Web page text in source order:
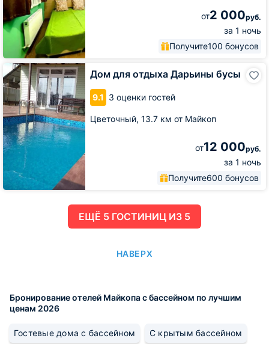
от2 000руб.
за 1 ночь
Получите100 бонусов
Дом для отдыха Дарьины бусы
9.1 3 оценки гостей
Цветочный, 13.7 км от Майкоп
от12 000руб.
за 1 ночь
Получите600 бонусов
Дом
для
отдыха
Дарьины
бусы
ЕЩË 5 ГОСТИНИЦ ИЗ 5
НАВЕРХ
Бронирование отелей Майкопа с бассейном по лучшим
ценам 2026
Гостевые дома с бассейном С крытым бассейном